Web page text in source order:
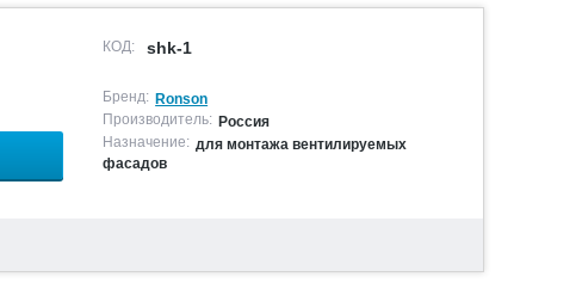
КОД: shk-1
Бренд: Ronson
Производитель: Россия
Назначение: для монтажа вентилируемых
фасадов